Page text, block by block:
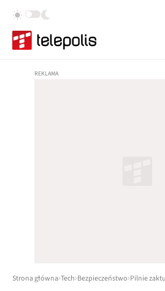
Strona główna Tech Bezpieczeństwo